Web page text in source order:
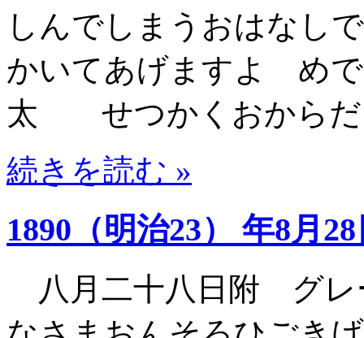
しんでしまうおはなし
かいてあげますよ
太 せつかくおからだ
続きを読む »
1890（明治23） 年8月
八月二十八日附 グ